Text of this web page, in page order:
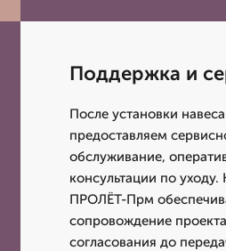
Поддержка и
После установки навеса
предоставляем
обслуживание,
консультации по
ПРОЛЁТ-Прм
сопровождение
согласования до